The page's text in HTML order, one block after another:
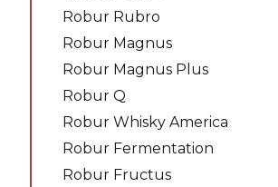
Robur Rubro
Robur Magnus
Robur Magnus Plus
Robur Q
Robur Whisky America
Robur Fermentation
Robur Fructus